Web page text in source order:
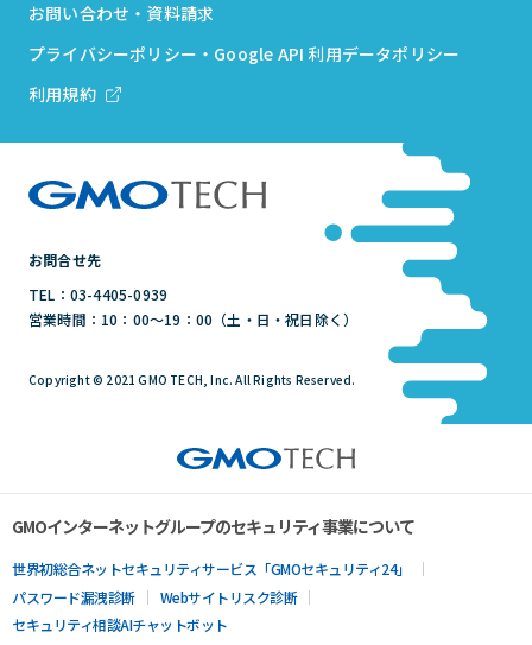
お問合せ先
TEL：03-4405-0939
営業時間：10：00～19：00（土・日・祝日除く）
お問い合わせ・資料請求
プライバシーポリシー・Google API 利用データポリシー
利用規約
Copyright © 2021 GMO TECH, Inc. All Rights Reserved.
GMOインターネットグループのセキュリティ事業について
世界初総合ネットセキュリティサービス「GMOセキュリティ24」
パスワード漏洩診断
Webサイトリスク診断
セキュリティ相談AIチャットボット